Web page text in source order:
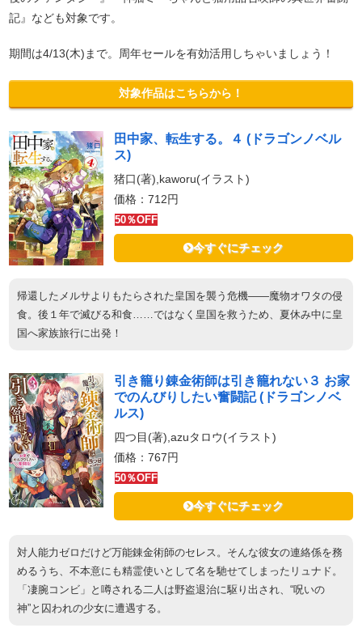
記』なども対象です。
期間は4/13(木)まで。周年セールを有効活用しちゃいましょう！
対象作品はこちらから！
田中家、転生する。４ (ドラゴンノベル
ス)
猪口(著),kaworu(イラスト)
価格：712円
50％OFF
今すぐにチェック
帰還したメルサよりもたらされた皇国を襲う危機――魔物オワタの侵
食。後１年で滅びる和食……ではなく皇国を救うため、夏休み中に皇
国へ家族旅行に出発！
引き籠り錬金術師は引き籠れない３ お家
でのんびりしたい奮闘記 (ドラゴンノベ
ルス)
四つ目(著),azuタロウ(イラスト)
価格：767円
50％OFF
今すぐにチェック
対人能力ゼロだけど万能錬金術師のセレス。そんな彼女の連絡係を務
めるうち、不本意にも精霊使いとして名を馳せてしまったリュナド。
「凄腕コンビ」と噂される二人は野盗退治に駆り出され、“呪いの
神”と囚われの少女に遭遇する。